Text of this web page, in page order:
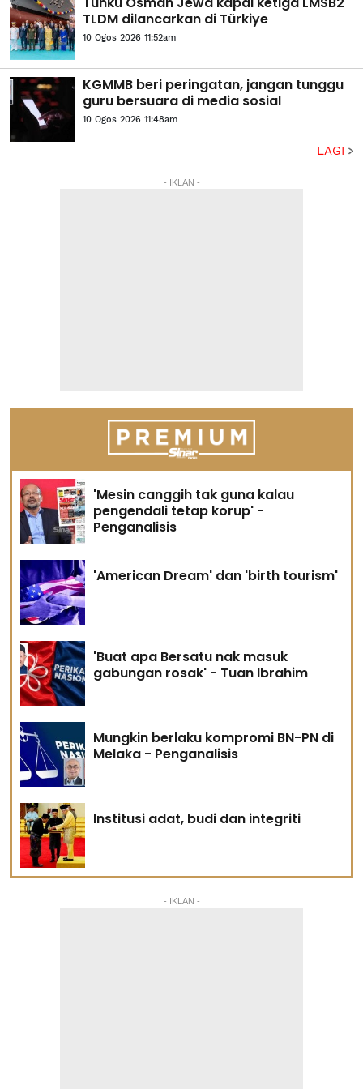
TLDM dilancarkan di Türkiye
10 Ogos 2026 11:52am
KGMMB beri peringatan, jangan tunggu
guru bersuara di media sosial
10 Ogos 2026 11:48am
LAGI
- IKLAN -
'Mesin canggih tak guna kalau
pengendali tetap korup' -
Penganalisis
'American Dream' dan 'birth tourism'
'Buat apa Bersatu nak masuk
gabungan rosak' - Tuan Ibrahim
Mungkin berlaku kompromi BN-PN di
Melaka - Penganalisis
Institusi adat, budi dan integriti
- IKLAN -